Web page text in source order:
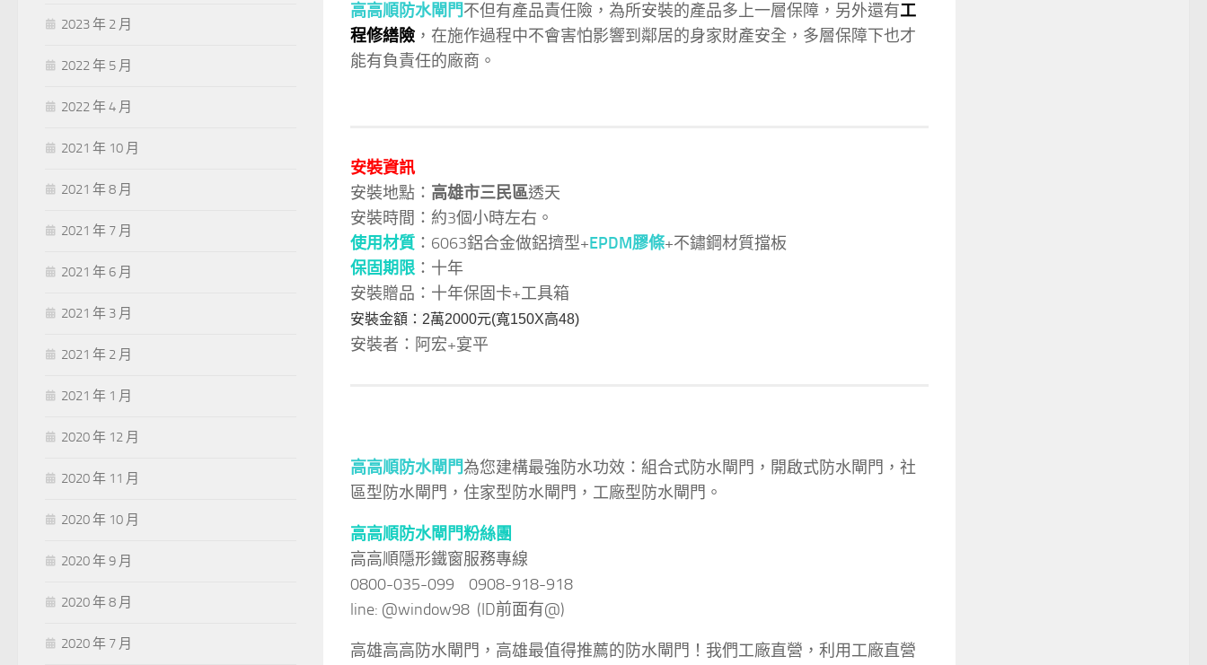
高高順防水閘門不但有產品責任險，為所安裝的產品多上一層保障，另外還有工
程修繕險 ，在施作過程中不會害怕影響到鄰居的身家財產安全，多層保障下也才
能有負責任的廠商。
安裝資訊
安裝地點： 高雄市三民區透天
安裝時間：約3個小時左右。
使用材質 ：6063鋁合金做鋁擠型+EPDM膠條+不鏽鋼材質擋板
保固期限 ：十年
安裝贈品：十年保固卡+工具箱
安裝金額：2萬2000元(寬150X高48)
安裝者：阿宏+宴平
高高順防水閘門為您建構最強防水功效：組合式防水閘門，開啟式防水閘門，社
區型防水閘門，住家型防水閘門，工廠型防水閘門。
高高順防水閘門粉絲團
高高順隱形鐵窗服務專線
0800-035-099 0908-918-918
line: @window98 (ID前面有@)
高雄高高防水閘門，高雄最值得推薦的防水閘門！我們工廠直營，利用工廠直營
2023 年 2 月
2022 年 5 月
2022 年 4 月
2021 年 10 月
2021 年 8 月
2021 年 7 月
2021 年 6 月
2021 年 3 月
2021 年 2 月
2021 年 1 月
2020 年 12 月
2020 年 11 月
2020 年 10 月
2020 年 9 月
2020 年 8 月
2020 年 7 月